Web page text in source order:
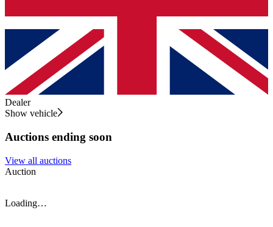
Dealer
Show vehicle
Auctions ending soon
View all auctions
Auction
Loading…